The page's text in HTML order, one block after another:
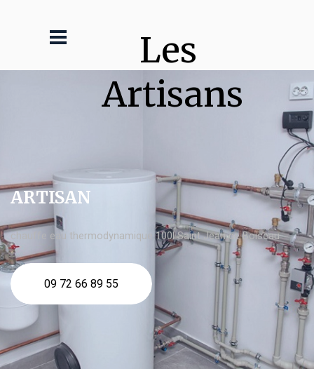
Les
Artisans
ARTISAN
chauffe eau thermodynamique 100l Saint Jean de Boiseau
09 72 66 89 55